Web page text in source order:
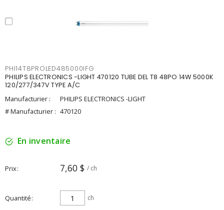
PHI14T8PROLED485000IFG
PHILIPS ELECTRONICS -LIGHT 470120 TUBE DEL T8 48PO 14W 5000K
120/277/347V TYPE A/C
Manufacturier :
PHILIPS ELECTRONICS -LIGHT
# Manufacturier : 470120
En inventaire
Prix 7,60 $ / ch
Quantité ch